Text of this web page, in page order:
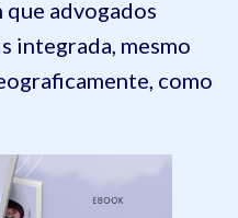
advogados
integrada, mesmo
como